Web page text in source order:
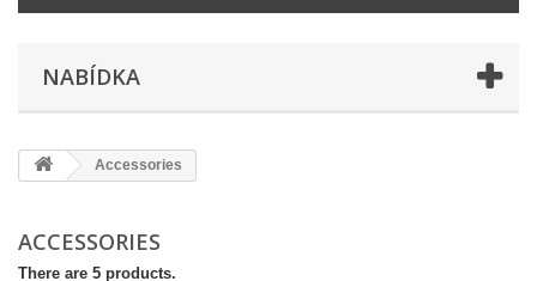
NABÍDKA
Accessories
ACCESSORIES
There are 5 products.